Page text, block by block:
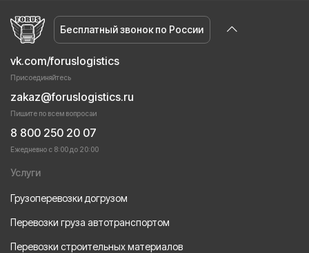
Бесплатный звонок по России
vk.com/foruslogistics
Присоединяйтесь
zakaz@foruslogistics.ru
Пишите по всем вопросаи
8 800 250 20 07
Ежедневно с 8:00 до 20:00
Услуги
Грузоперевозки догрузом
Перевозки груза автотранспортом
Перевозки строительных материалов